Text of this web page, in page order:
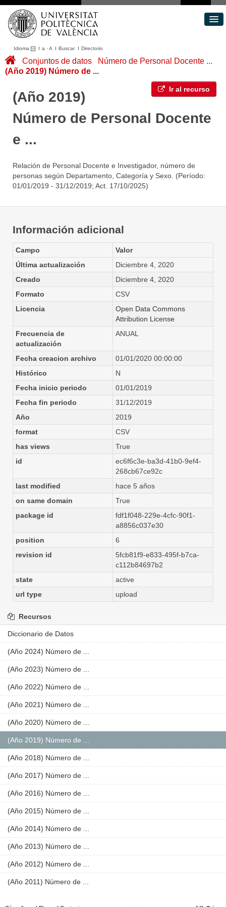
Idioma I a ·A I BuscarI Directorio
Conjuntos de datos
Áreas
Portal de Transparencia
Conjuntos de datos
Número de Personal Docente ...
(Año 2019) Número de ...
Ir al recurso
(Año 2019)
Número de Personal Docente
e ...
Relación de Personal Docente e Investigador, número de
personas según Departamento, Categoría y Sexo. (Período:
01/01/2019 - 31/12/2019; Act. 17/10/2025)
Información adicional
Campo
Valor
Última actualización
Diciembre 4, 2020
Creado
Diciembre 4, 2020
Formato
CSV
Licencia
Open Data Commons
Attribution License
Frecuencia de
actualización
ANUAL
Fecha creacion archivo
01/01/2020 00:00:00
Histórico
N
Fecha inicio periodo
01/01/2019
Fecha fin periodo
31/12/2019
Año
2019
format
CSV
has views
True
id
ec6f6c3e-ba3d-41b0-9ef4-
268cb67ce92c
last modified
hace 5 años
on same domain
True
package id
fdf1f048-229e-4cfc-90f1-
a8856c037e30
position
6
revision id
5fcb81f9-e833-495f-b7ca-
c112b84697b2
state
active
url type
upload
Recursos
Diccionario de Datos
(Año 2024) Número de ...
(Año 2023) Número de ...
(Año 2022) Número de ...
(Año 2021) Número de ...
(Año 2020) Número de ...
(Año 2019) Número de ...
(Año 2018) Número de ...
(Año 2017) Número de ...
(Año 2016) Número de ...
(Año 2015) Número de ...
(Año 2014) Número de ...
(Año 2013) Número de ...
(Año 2012) Número de ...
(Año 2011) Número de ...